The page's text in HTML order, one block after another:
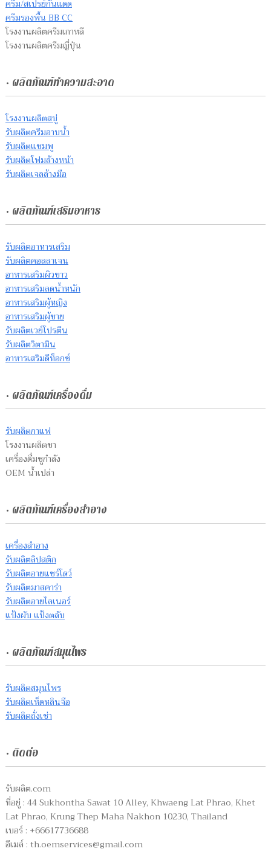
ครีม/สเปรย์กันแดด
ครีมรองพื้น BB CC
โรงงานผลิตครีมเกาหลี
โรงงานผลิตครีมญี่ปุ่น
• ผลิตภัณฑ์ทำความสะอาด
โรงงานผลิตสบู่
รับผลิตครีมอาบน้ำ
รับผลิตแชมพู
รับผลิตโฟมล้างหน้า
รับผลิตเจลล้างมือ
• ผลิตภัณฑ์เสริมอาหาร
รับผลิตอาหารเสริม
รับผลิตคอลลาเจน
อาหารเสริมผิวขาว
อาหารเสริมลดน้ำหนัก
อาหารเสริมผู้หญิง
อาหารเสริมผู้ชาย
รับผลิตเวย์โปรตีน
รับผลิตวิตามิน
อาหารเสริมดีท็อกซ์
• ผลิตภัณฑ์เครื่องดื่ม
รับผลิตกาแฟ
โรงงานผลิตชา
เครื่องดื่มชูกำลัง
OEM น้ำเปล่า
• ผลิตภัณฑ์เครื่องสำอาง
เครื่องสำอาง
รับผลิตลิปสติก
รับผลิตอายแชร์โดว์
รับผลิตมาสคาร่า
รับผลิตอายไลเนอร์
แป้งผับ แป้งตลับ
• ผลิตภัณฑ์สมุนไพร
รับผลิตสมุนไพร
รับผลิตเห็ดหลินจือ
รับผลิตถั่งเช่า
• ติดต่อ
รับผลิต.com
ที่อยู่ : 44 Sukhontha Sawat 10 Alley, Khwaeng Lat Phrao, Khet
Lat Phrao, Krung Thep Maha Nakhon 10230, Thailand
เบอร์ : +66617736688
อีเมล์ : th.oemservices@gmail.com